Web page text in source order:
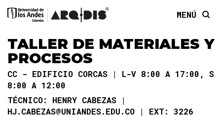
MENÚ
TALLER DE MATERIALES Y
PROCESOS
CC - EDIFICIO CORCAS
L-V 8:00 A 17:00, S
8:00 A 12:00
HENRY CABEZAS
HJ.CABEZAS@UNIANDES.EDU.CO
3226